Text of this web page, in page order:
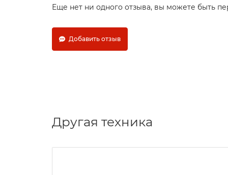
Еще нет ни одного отзыва, вы можете быть
Добавить отзыв
Другая техника